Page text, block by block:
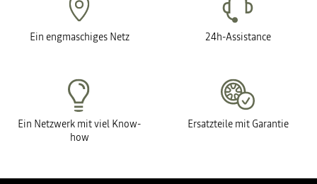
Ein engmaschiges Netz 24h-Assistance
Ein Netzwerk mit viel Know-
how
Ersatzteile mit Garantie